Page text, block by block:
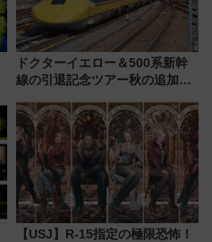
ドクターイエロー＆500系新幹
線の引退記念ツアー秋の追加企
ホテル情報まとめ
【USJ】R-15指定の極限恐怖！